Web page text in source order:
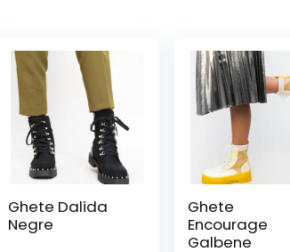
Ghete Dalida
Negre
Ghete
Encourage
Galbene